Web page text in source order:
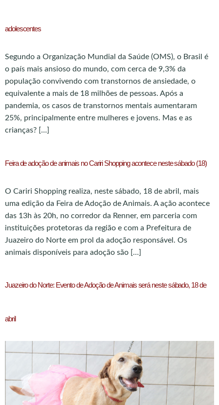
adolescentes
Segundo a Organização Mundial da Saúde (OMS), o Brasil é
o país mais ansioso do mundo, com cerca de 9,3% da
população convivendo com transtornos de ansiedade, o
equivalente a mais de 18 milhões de pessoas. Após a
pandemia, os casos de transtornos mentais aumentaram
25%, principalmente entre mulheres e jovens. Mas e as
crianças? […]
Feira de adoção de animais no Cariri Shopping acontece neste sábado (18)
O Cariri Shopping realiza, neste sábado, 18 de abril, mais
uma edição da Feira de Adoção de Animais. A ação acontece
das 13h às 20h, no corredor da Renner, em parceria com
instituições protetoras da região e com a Prefeitura de
Juazeiro do Norte em prol da adoção responsável. Os
animais disponíveis para adoção são […]
Juazeiro do Norte: Evento de Adoção de Animais será neste sábado, 18 de
abril